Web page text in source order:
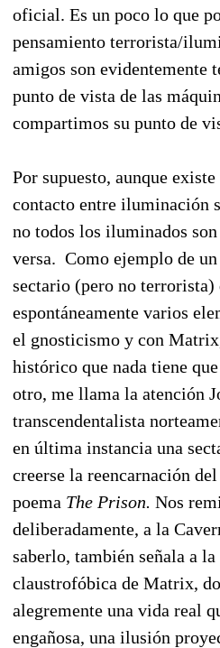
oficial. Es un poco lo que
pensamiento terrorista/
amigos son evidentemente
punto de vista de las
compartimos su punto de
Por supuesto, aunque
contacto entre iluminación
no todos los iluminados
versa. Como ejemplo de
sectario (pero no terrorista)
espontáneamente varios
el gnosticismo y con
histórico que nada tiene
otro, me llama la atención
transcendentalista
en última instancia una
creerse la reencarnación
poema The Prison. Nos
deliberadamente, a la
saberlo, también señala a
claustrofóbica de Matrix,
alegremente una vida real
engañosa, una ilusión